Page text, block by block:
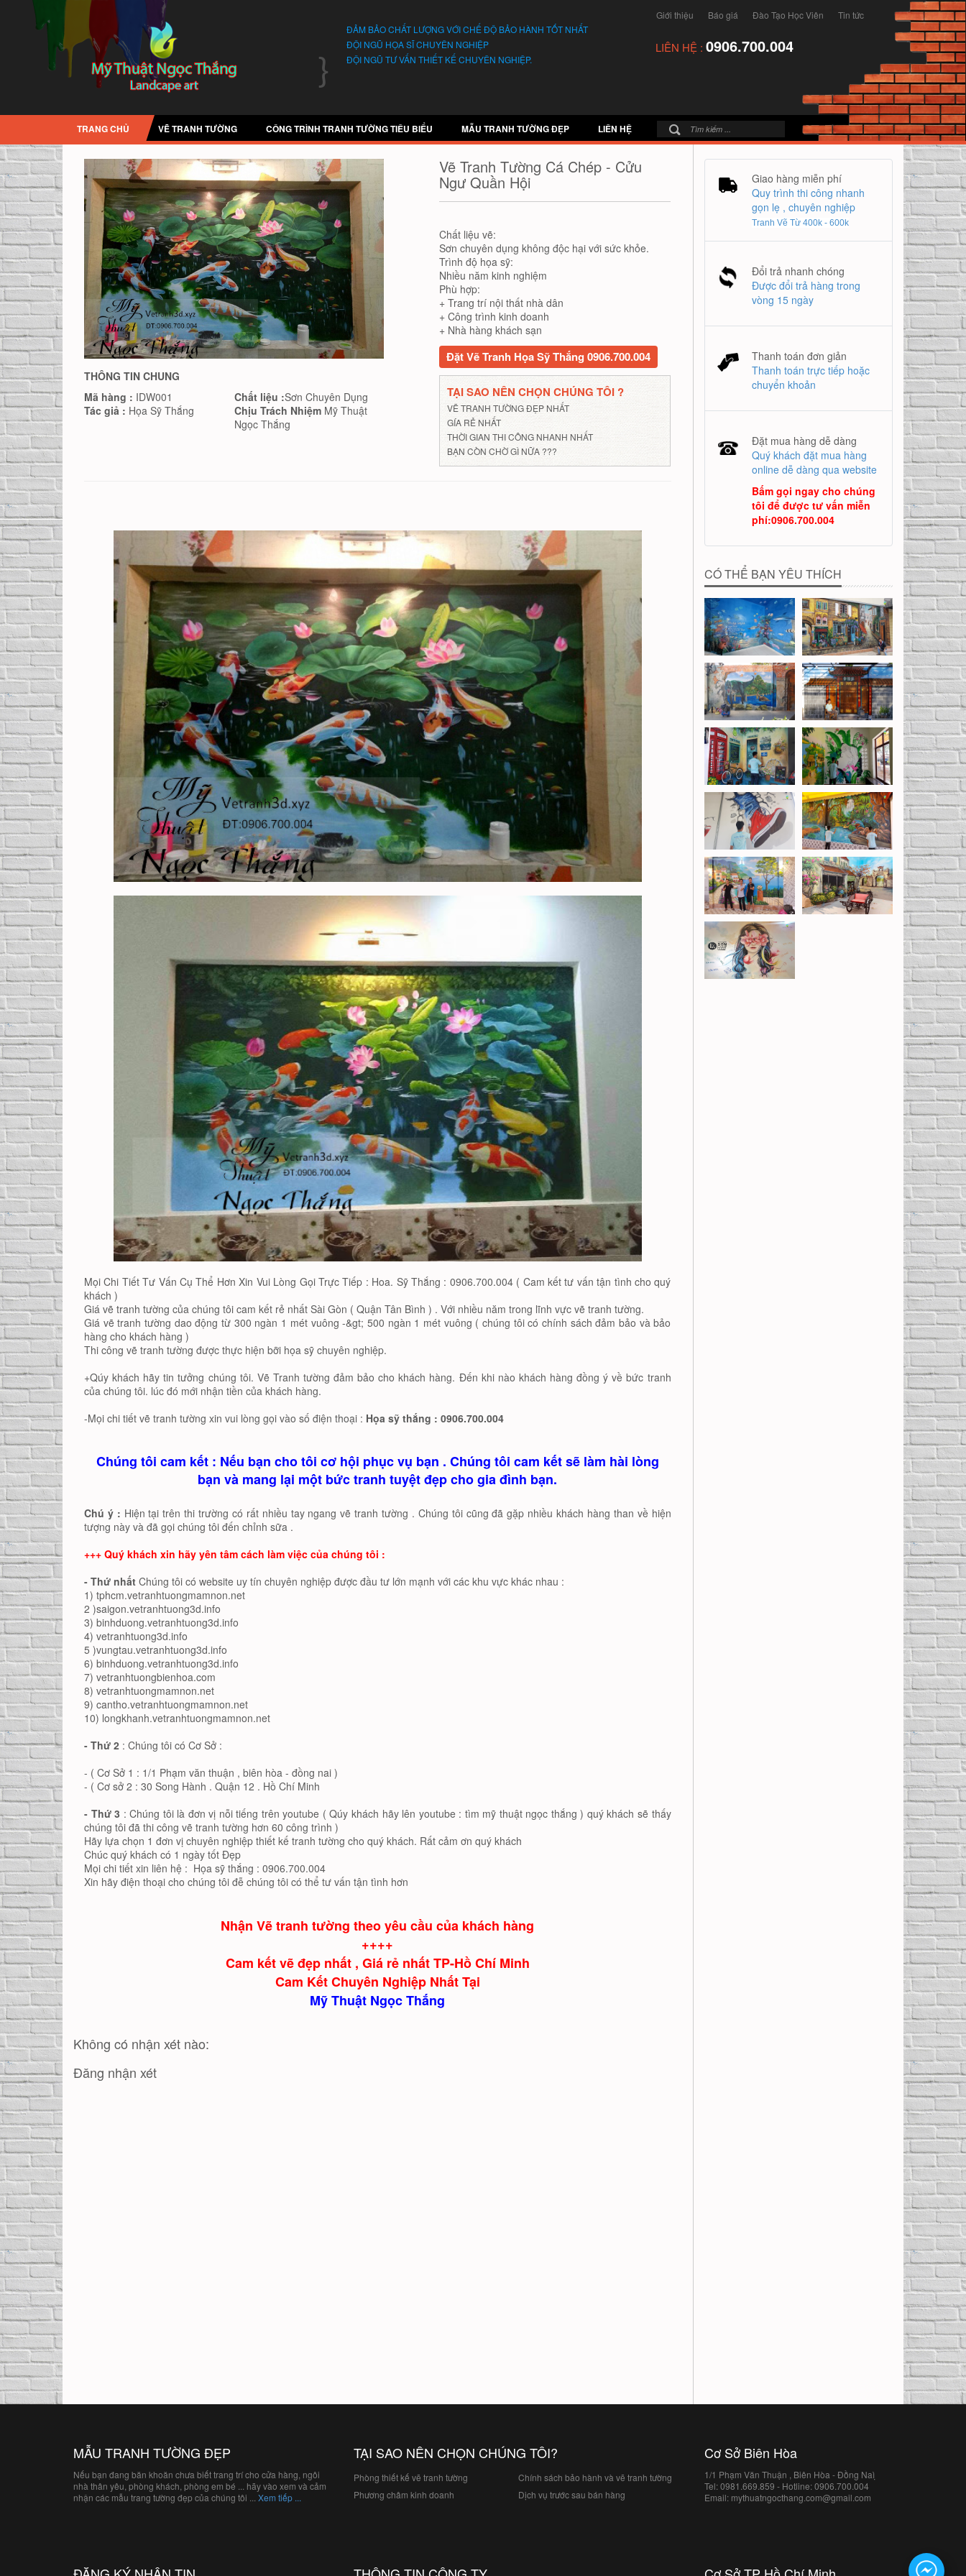
ĐẢM BẢO CHẤT LƯỢNG VỚI CHẾ ĐỘ BẢO HÀNH TỐT NHẤT
ĐỘI NGŨ HỌA SĨ CHUYÊN NGHIỆP
ĐỘI NGŨ TƯ VẤN THIẾT KẾ CHUYÊN NGHIỆP.
Giới thiệu Báo giá Đào Tạo Học Viên Tin tức
LIÊN HỆ : 0906.700.004
TRANG CHỦ VẼ TRANH TƯỜNG CÔNG TRÌNH TRANH TƯỜNG TIÊU BIỂU MẪU TRANH TƯỜNG ĐẸP LIÊN HỆ
THÔNG TIN CHUNG
Mã hàng : IDW001 Chất liệu :Sơn Chuyên Dụng
Tác giả : Họa Sỹ Thắng Chịu Trách NhiệmMỹ Thuật
Ngọc Thắng
Vẽ Tranh Tường Cá Chép - Cửu
Ngư Quần Hội
Chất liệu vẽ:
Sơn chuyên dụng không độc hại với sức khỏe.
Trình độ họa sỹ:
Nhiều năm kinh nghiệm
Phù hợp:
+ Trang trí nội thất nhà dân
+ Công trình kinh doanh
+ Nhà hàng khách sạn
Đặt Vẽ Tranh Họa Sỹ Thắng 0906.700.004
TẠI SAO NÊN CHỌN CHÚNG TÔI ?
VẼ TRANH TƯỜNG ĐẸP NHẤT
GÍA RẺ NHẤT
THỜI GIAN THI CÔNG NHANH NHẤT
BẠN CÒN CHỜ GÌ NỮA ???
Mọi Chi Tiết Tư Vấn Cụ Thể Hơn Xin Vui Lòng Gọi Trực Tiếp : Hoa. Sỹ Thắng : 0906.700.004 ( Cam kết tư vấn tận tình cho quý
khách )
Giá vẽ tranh tường của chúng tôi cam kết rẻ nhất Sài Gòn ( Quận Tân Bình ) . Với nhiều năm trong lĩnh vực vẽ tranh tường.
Giá vẽ tranh tường dao động từ 300 ngàn 1 mét vuông -&gt; 500 ngàn 1 mét vuông ( chúng tôi có chính sách đảm bảo và bảo
hàng cho khách hàng )
Thi công vẽ tranh tường được thực hiện bỡi họa sỹ chuyên nghiệp.
+Qúy khách hãy tin tưởng chúng tôi. Vẽ Tranh tường đảm bảo cho khách hàng. Đến khi nào khách hàng đồng ý về bức tranh
của chúng tôi. lúc đó mới nhận tiền của khách hàng.
-Mọi chi tiết vẽ tranh tường xin vui lòng gọi vào số điện thoại : Họa sỹ thắng : 0906.700.004
Chúng tôi cam kết : Nếu bạn cho tôi cơ hội phục vụ bạn . Chúng tôi cam kết sẽ làm hài lòng
bạn và mang lại một bức tranh tuyệt đẹp cho gia đình bạn.
Chú ý : Hiện tại trên thi trường có rất nhiều tay ngang vẽ tranh tường . Chúng tôi cũng đã gặp nhiều khách hàng than về hiện
tượng này và đã gọi chúng tôi đến chỉnh sữa .
+++ Quý khách xin hãy yên tâm cách làm việc của chúng tôi :
- Thứ nhất Chúng tôi có website uy tín chuyên nghiệp được đầu tư lớn mạnh với các khu vực khác nhau :
1) tphcm.vetranhtuongmamnon.net
2 )saigon.vetranhtuong3d.info
3) binhduong.vetranhtuong3d.info
4) vetranhtuong3d.info
5 )vungtau.vetranhtuong3d.info
6) binhduong.vetranhtuong3d.info
7) vetranhtuongbienhoa.com
8) vetranhtuongmamnon.net
9) cantho.vetranhtuongmamnon.net
10) longkhanh.vetranhtuongmamnon.net
- Thứ 2 : Chúng tôi có Cơ Sở :
- ( Cơ Sở 1 : 1/1 Phạm văn thuận , biên hòa - đồng nai )
- ( Cơ sở 2 : 30 Song Hành . Quận 12 . Hồ Chí Minh
- Thứ 3 : Chúng tôi là đơn vị nỗi tiếng trên youtube ( Qúy khách hãy lên youtube : tìm mỹ thuật ngọc thắng ) quý khách sẽ thấy
chúng tôi đã thi công vẽ tranh tường hơn 60 công trình )
Hãy lựa chọn 1 đơn vị chuyên nghiệp thiết kế tranh tường cho quý khách. Rất cảm ơn quý khách
Chúc quý khách có 1 ngày tốt Đẹp
Mọi chi tiết xin liên hệ : Họa sỹ thắng : 0906.700.004
Xin hãy điện thoại cho chúng tôi đễ chúng tôi có thể tư vấn tận tình hơn
Nhận Vẽ tranh tường theo yêu cầu của khách hàng
++++
Cam kết vẽ đẹp nhất , Giá rẻ nhất TP-Hồ Chí Minh
Cam Kết Chuyên Nghiệp Nhất Tại
Mỹ Thuật Ngọc Thắng
Không có nhận xét nào:
Đăng nhận xét
Giao hàng miễn phí
Quy trình thi công nhanh
gọn lẹ , chuyên nghiệp
Tranh Vẽ Từ 400k - 600k
Đổi trả nhanh chóng
Được đổi trả hàng trong
vòng 15 ngày
Thanh toán đơn giản
Thanh toán trực tiếp hoặc
chuyển khoản
Đặt mua hàng dễ dàng
Quý khách đặt mua hàng
online dễ dàng qua website
Bấm gọi ngay cho chúng
tôi để được tư vấn miễn
phí:0906.700.004
CÓ THỂ BẠN YÊU THÍCH
MẪU TRANH TƯỜNG ĐẸP
Nếu bạn đang băn khoăn chưa biết trang trí cho cửa hàng, ngôi
nhà thân yêu, phòng khách, phòng em bé ... hãy vào xem và cảm
nhận các mẫu trang tường đẹp của chúng tôi ... Xem tiếp ...
TẠI SAO NÊN CHỌN CHÚNG TÔI?
Phòng thiết kế vẽ tranh tường
Chính sách bảo hành và vẽ tranh tường
Phương châm kinh doanh
Dịch vụ trước sau bán hàng
Cơ Sở Biên Hòa
1/1 Phạm Văn Thuận , Biên Hòa - Đồng Naì ̣
Tel: 0981.669.859 - Hotline: 0906.700.004
Email: mythuatngocthang.com@gmail.com